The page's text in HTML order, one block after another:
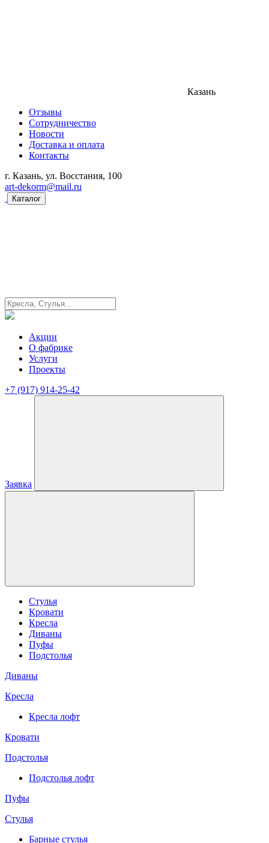
Казань
Отзывы
Сотрудничество
Новости
Доставка и оплата
Контакты
г. Казань, ул. Восстания, 100
art-dekorm@mail.ru
Каталог
Акции
О фабрике
Услуги
Проекты
+7 (917) 914-25-42
Заявка
Стулья
Кровати
Кресла
Диваны
Пуфы
Подстолья
Диваны
Кресла
Кресла лофт
Кровати
Подстолья
Подстолья лофт
Пуфы
Стулья
Барные cтулья